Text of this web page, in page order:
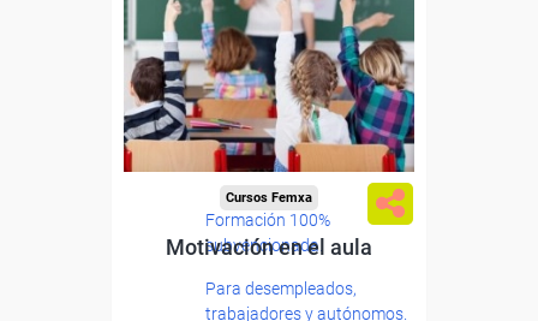
Formación 100%
subvencionada.
Para desempleados,
trabajadores y autónomos.
Cursos Femxa
Motivación en el aula